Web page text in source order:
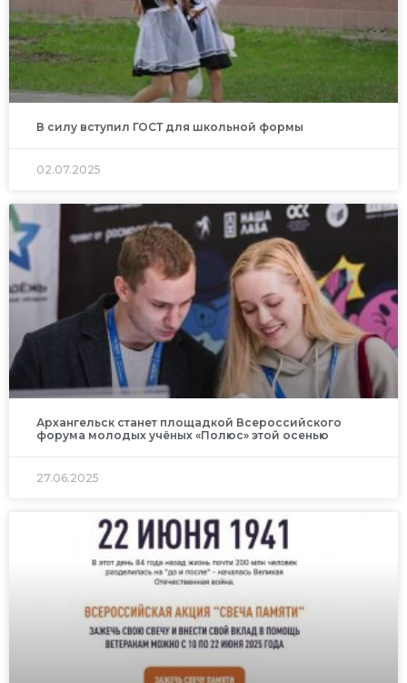
В силу вступил ГОСТ для школьной формы
02.07.2025
Архангельск станет площадкой Всероссийского
форума молодых учёных «Полюс» этой осенью
27.06.2025